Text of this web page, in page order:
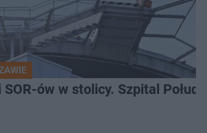
ów w stolicy. Szpital